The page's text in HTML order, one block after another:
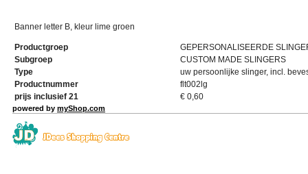
Banner letter B, kleur lime groen
Productgroep
GEPERSONALISEERDE
Subgroep
CUSTOM MADE SLINGERS
Type
uw persoonlijke slinger, incl.
Productnummer
flt002lg
prijs inclusief 21
€ 0,60
powered by myShop.com